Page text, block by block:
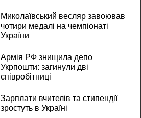
Миколаївський весляр завоював
чотири медалі на чемпіонаті
України
Армія РФ знищила депо
Укрпошти: загинули дві
співробітниці
Зарплати вчителів та стипендії
зростуть в Україні